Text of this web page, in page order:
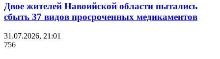
Двое жителей Навоийской области пытались
сбыть 37 видов просроченных медикаментов
31.07.2026, 21:01
756